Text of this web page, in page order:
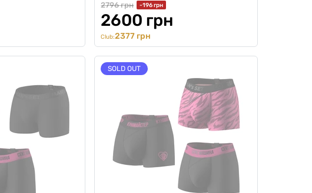
2796 грн -196 грн
2600 грн
Club:2377 грн
SOLD OUT